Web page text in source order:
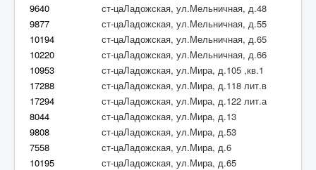
9640
ст-цаЛадожская, ул.Мельничная, д.48
9877
ст-цаЛадожская, ул.Мельничная, д.55
10194
ст-цаЛадожская, ул.Мельничная, д.65
10220
ст-цаЛадожская, ул.Мельничная, д.66
10953
ст-цаЛадожская, ул.Мира, д.105 ,кв.1
17288
ст-цаЛадожская, ул.Мира, д.118 лит.в
17294
ст-цаЛадожская, ул.Мира, д.122 лит.а
8044
ст-цаЛадожская, ул.Мира, д.13
9808
ст-цаЛадожская, ул.Мира, д.53
7558
ст-цаЛадожская, ул.Мира, д.6
10195
ст-цаЛадожская, ул.Мира, д.65